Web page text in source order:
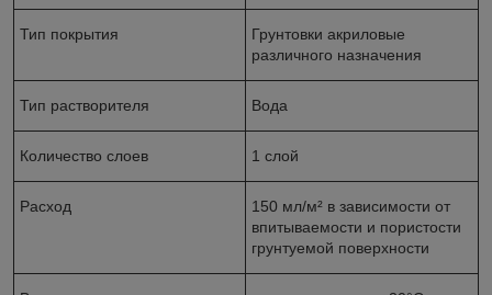
Тип покрытия
Грунтовки акриловые
различного назначения
Тип растворителя Вода
Количество слоев 1 слой
Расход
150 мл/м² в зависимости от
впитываемости и пористости
грунтуемой поверхности